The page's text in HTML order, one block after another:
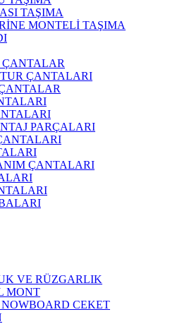
TAŞIMA
MONTELİ TAŞIMA
ÇANTALARI
PARÇALARI
ÇANTALARI
VE RÜZGARLIK
MONT
CEKET